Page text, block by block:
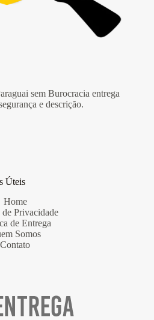
sem Burocracia entrega
e descrição.
Úteis
Home
Privacidade
de Entrega
Somos
Contato